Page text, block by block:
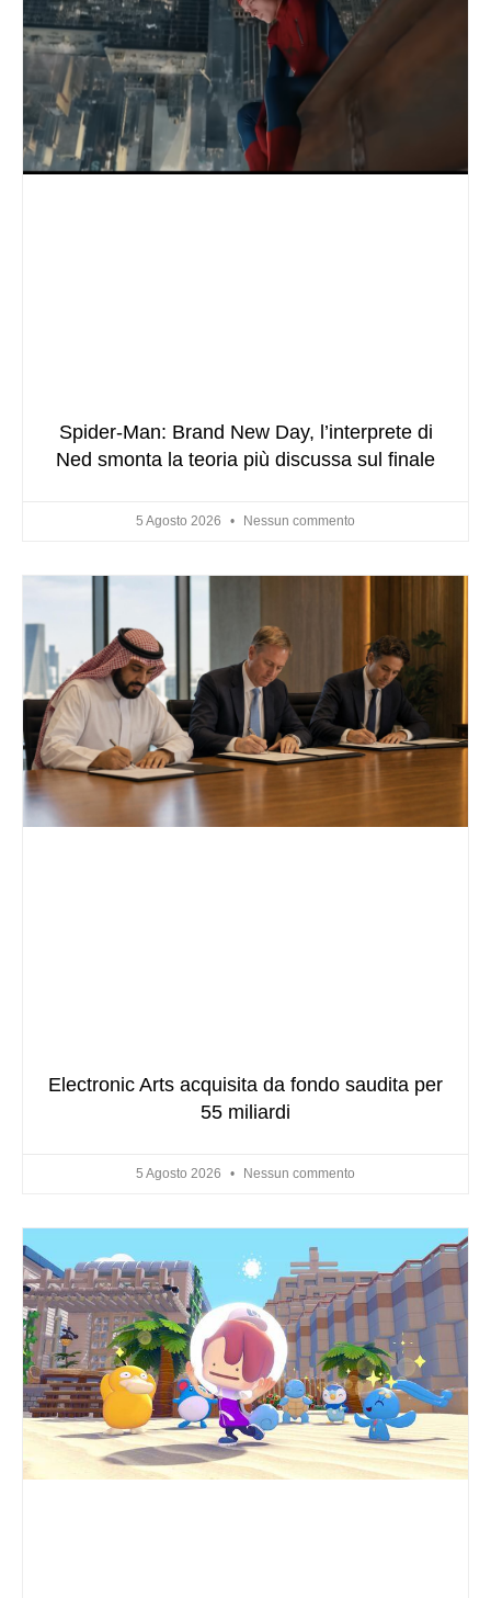
Spider-Man: Brand New Day, l’interprete di
Ned smonta la teoria più discussa sul finale
5 Agosto 2026 Nessun commento
Electronic Arts acquisita da fondo saudita per
55 miliardi
5 Agosto 2026 Nessun commento